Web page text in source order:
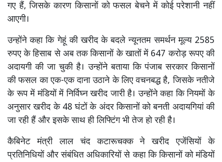
गए हैं, जिसके कारण किसानों को फसल बेचने में कोई परेशानी नहीं
आएगी।
उन्होंने कहा कि गेहूं की खरीद के बदले न्यूनतम समर्थन मूल्य 2585
रुपए के हिसाब से अब तक किसानों के खातों में 647 करोड़ रूपए की
अदायगी की जा चुकी है। उन्होंने बताया कि पंजाब सरकार किसानों
की फसल का एक-एक दाना उठाने के लिए वचनबद्ध है, जिसके नतीजे
के रूप में मंडियों में निर्विघ्न खरीद जारी है। उन्होंने कहा कि नियमों के
अनुसार खरीद के 48 घंटों के अंदर किसानों को बनती अदायगियां की
जा रही हैं और इसके साथ ही लिफ्टिंग भी तेज हो रही है।
कैबिनेट मंत्री लाल चंद कटारूचक्क ने खरीद एजेंसियों के
प्रतिनिधियों और संबंधित अधिकारियों से कहा कि किसानों को मंडियों